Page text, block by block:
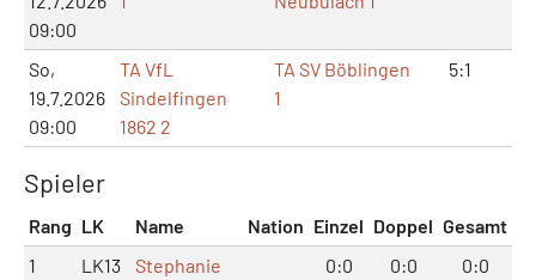
09:00
So,
19.7.2026
09:00
TA VfL
Sindelfingen
1862 2
TA SV Böblingen
1
5:1
Spieler
Rang LK Name Nation Einzel Doppel Gesamt
1
LK13
Stephanie
0:0 0:0 0:0